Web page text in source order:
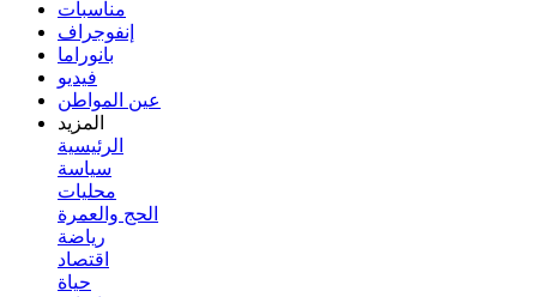
مناسبات
إنفوجراف
بانوراما
فيديو
عين المواطن
المزيد
الرئيسية
سياسة
محليات
الحج والعمرة
رياضة
اقتصاد
حياة